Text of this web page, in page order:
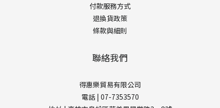
付款服務方式
退換貨政策
條款與細則
聯絡我們
得惠樂貿易有限公司
電話 | 07-7353570